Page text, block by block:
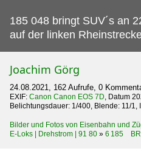
185 048 bringt SUV´s an
auf der linken
Joachim Görg
24.08.2021, 162 Aufrufe, 0
EXIF: Canon Canon EOS 7D, Datum
Belichtungsdauer: 1/400, Blende: 11/1,
Bilder und Fotos von Eisenbahn und
E-Loks | Drehstrom | 91 80 » 6 185 BR